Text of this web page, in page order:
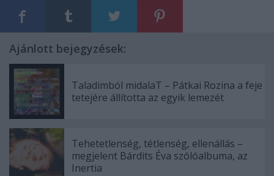
Ajánlott bejegyzések:
Taladimból midalaT – Pátkai Rozina a feje
tetejére állította az egyik lemezét
Tehetetlenség, tétlenség, ellenállás –
megjelent Bárdits Éva szólóalbuma, az
Inertia